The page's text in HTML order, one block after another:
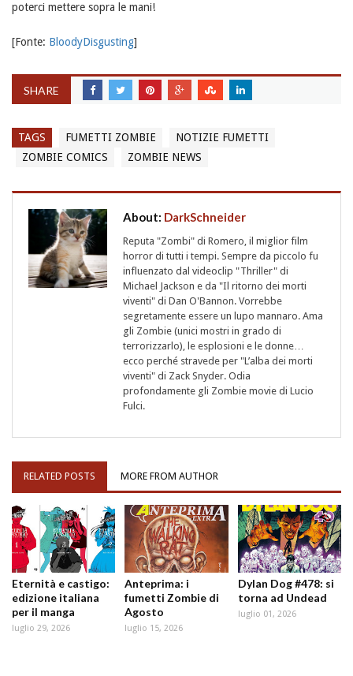
poterci mettere sopra le mani!
[Fonte: BloodyDisgusting]
SHARE
TAGS FUMETTI ZOMBIE
NOTIZIE FUMETTI
ZOMBIE COMICS
ZOMBIE NEWS
About: DarkSchneider
Reputa "Zombi" di Romero, il miglior film
horror di tutti i tempi. Sempre da piccolo fu
influenzato dal videoclip "Thriller" di
Michael Jackson e da "Il ritorno dei morti
viventi" di Dan O'Bannon. Vorrebbe
segretamente essere un lupo mannaro. Ama
gli Zombie (unici mostri in grado di
terrorizzarlo), le esplosioni e le donne…
ecco perché stravede per "L’alba dei morti
viventi" di Zack Snyder. Odia
profondamente gli Zombie movie di Lucio
Fulci.
RELATED POSTS MORE FROM AUTHOR
Eternità e castigo:
edizione italiana
per il manga
luglio 29, 2026
Anteprima: i
fumetti Zombie di
Agosto
luglio 15, 2026
Dylan Dog #478: si
torna ad Undead
luglio 01, 2026